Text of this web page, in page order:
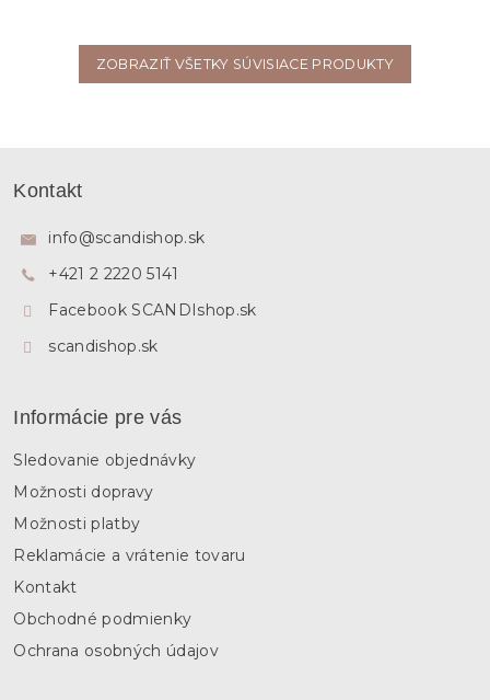
ZOBRAZIŤ VŠETKY SÚVISIACE PRODUKTY
Kontakt
info@scandishop.sk
+421 2 2220 5141
Facebook SCANDIshop.sk
scandishop.sk
Informácie pre vás
Sledovanie objednávky
Možnosti dopravy
Možnosti platby
Reklamácie a vrátenie tovaru
Kontakt
Obchodné podmienky
Ochrana osobných údajov